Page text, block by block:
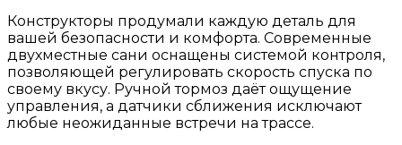
Конструкторы продумали каждую деталь для
вашей безопасности и комфорта. Современные
двухместные сани оснащены системой контроля,
позволяющей регулировать скорость спуска по
своему вкусу. Ручной тормоз даёт ощущение
управления, а датчики сближения исключают
любые неожиданные встречи на трассе.